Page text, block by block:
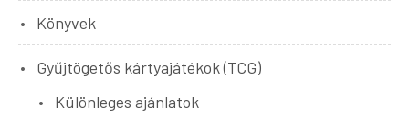
Könyvek
Gyűjtögetős kártyajátékok (TCG)
Különleges ajánlatok